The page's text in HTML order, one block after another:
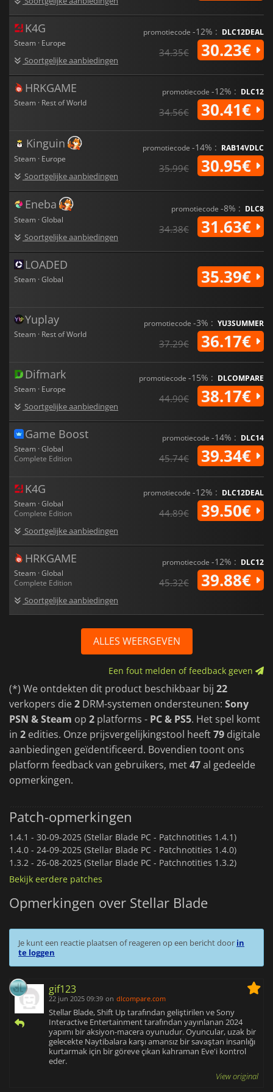
K4G
Steam · Europe
Soortgelijke aanbiedingen
promotiecode -12% : DLC12DEAL
34.35€ 30.23€
HRKGAME
Steam · Rest of World
promotiecode -12% : DLC12
34.56€ 30.41€
Kinguin
Steam · Europe
Soortgelijke aanbiedingen
promotiecode -14% : RAB14VDLC
35.99€ 30.95€
Eneba
Steam · Global
Soortgelijke aanbiedingen
promotiecode -8% : DLC8
34.38€ 31.63€
LOADED
Steam · Global 35.39€
Yuplay
Steam · Rest of World
promotiecode -3% : YU3SUMMER
37.29€ 36.17€
Difmark
Steam · Europe
Soortgelijke aanbiedingen
promotiecode -15% : DLCOMPARE
44.90€ 38.17€
Game Boost
Steam · Global
Complete Edition
promotiecode -14% : DLC14
45.74€ 39.34€
K4G
Steam · Global
Complete Edition
Soortgelijke aanbiedingen
promotiecode -12% : DLC12DEAL
44.89€ 39.50€
HRKGAME
Steam · Global
Complete Edition
Soortgelijke aanbiedingen
promotiecode -12% : DLC12
45.32€ 39.88€
ALLES WEERGEVEN
Een fout melden of feedback geven
(*) We ontdekten dit product beschikbaar bij 22
verkopers die2 DRM-systemen ondersteunen: Sony
PSN & Steam op 2 platforms - PC & PS5. Het spel komt
in 2 edities. Onze prijsvergelijkingstool heeft79 digitale
aanbiedingen geïdentificeerd. Bovendien toont ons
platform feedback van gebruikers, met47al gedeelde
opmerkingen.
Patch-opmerkingen
1.4.1 - 30-09-2025 (Stellar Blade PC - Patchnotities 1.4.1)
1.4.0 - 24-09-2025 (Stellar Blade PC - Patchnotities 1.4.0)
1.3.2 - 26-08-2025 (Stellar Blade PC - Patchnotities 1.3.2)
Bekijk eerdere patches
Opmerkingen over Stellar Blade
Je kunt een reactie plaatsen of reageren op een bericht door in
te loggen
gif123
22 jun 2025 09:39 on dlcompare.com
Stellar Blade, Shift Up tarafından geliştirilen ve Sony
Interactive Entertainment tarafından yayınlanan 2024
yapımı bir aksiyon-macera oyunudur. Oyuncular, uzak bir
gelecekte Naytibalara karşı amansız bir savaştan insanlığı
kurtarmak için bir göreve çıkan kahraman Eve'i kontrol
eder.
View original